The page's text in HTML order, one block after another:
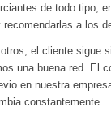
de todo tipo,
a los
el cliente sigue
una buena red. El
en nuestra
constantemente.